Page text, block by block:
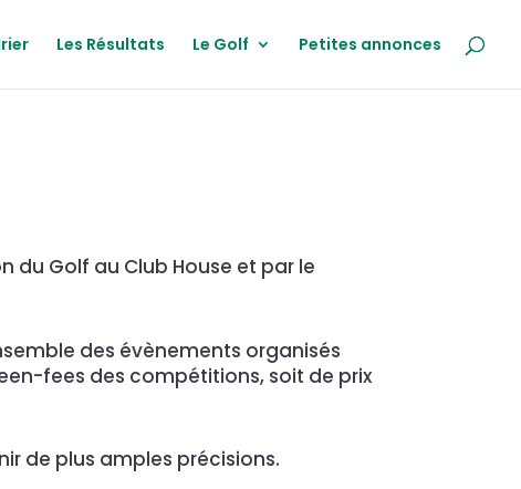
Les Résultats Le Golf Petites annonces
du Golf au Club House et par le
des évènements organisés
fees des compétitions, soit de prix
de plus amples précisions.